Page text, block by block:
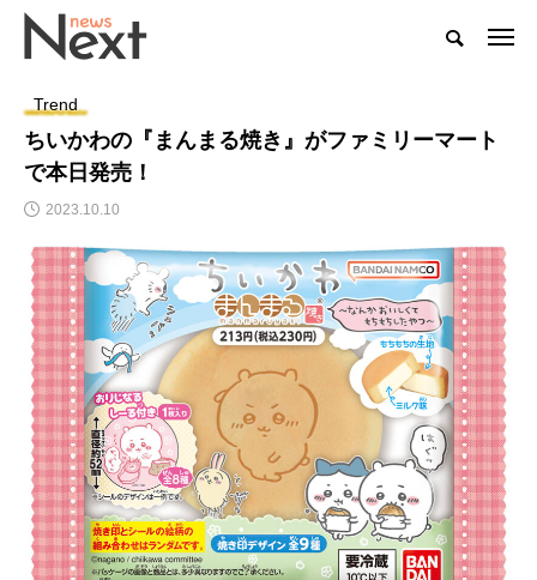
Trend
ちいかわの『まんまる焼き』がファミリーマート
で本日発売！
2023.10.10